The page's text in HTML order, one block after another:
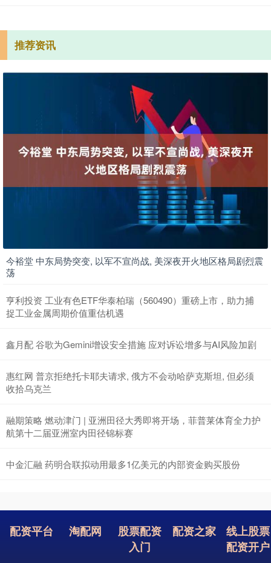
推荐资讯
今裕堂 中东局势突变, 以军不宣尚战, 美深夜开火地区格局剧烈震
荡
亨利投资 工业有色ETF华泰柏瑞（560490）重磅上市，助力捕
捉工业金属周期价值重估机遇
鑫月配 谷歌为Gemini增设安全措施 应对诉讼增多与AI风险加剧
惠红网 普京拒绝托卡耶夫请求, 俄方不会动哈萨克斯坦, 但必须
收拾乌克兰
融期策略 燃动津门 | 亚洲田径大秀即将开场，菲普莱体育全力护
航第十二届亚洲室内田径锦标赛
中金汇融 药明合联拟动用最多1亿美元的内部资金购买股份
配资平台 淘配网
股票配资
入门
配资之家
线上股票
配资开户